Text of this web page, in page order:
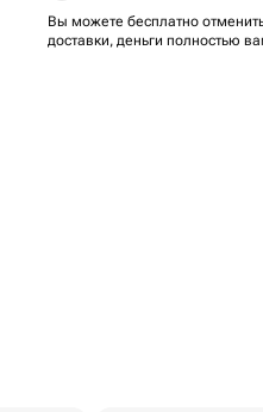
Вы можете бесплатно
доставки, деньги полностью